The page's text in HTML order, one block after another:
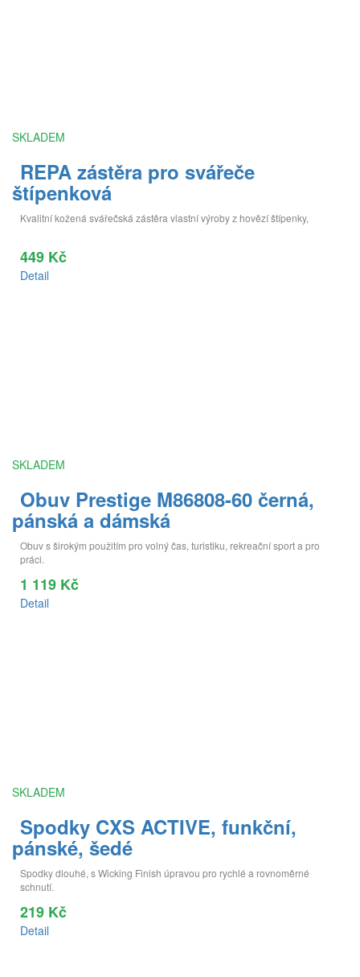
SKLADEM
REPA zástěra pro svářeče
štípenková
Kvalitní kožená svářečská zástěra vlastní výroby z hovězí štípenky,
449 Kč
Detail
SKLADEM
Obuv Prestige M86808-60 černá,
pánská a dámská
Obuv s širokým použitím pro volný čas, turistiku, rekreační sport a pro
práci.
1 119 Kč
Detail
SKLADEM
Spodky CXS ACTIVE, funkční,
pánské, šedé
Spodky dlouhé, s Wicking Finish úpravou pro rychlé a rovnoměrné
schnutí.
219 Kč
Detail